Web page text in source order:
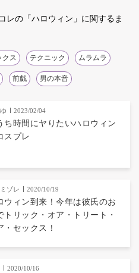
レの「ハロウィン」に関するま
クス テクニック ムラムラ
前戯 男の本音
2023/02/04
ち時間にヤりたいハロウィン
スプレ
ゾレ 2020/10/19
ウィン到来！今年は彼氏のお
トリック・オア・トリート・
・セックス！
2020/10/16